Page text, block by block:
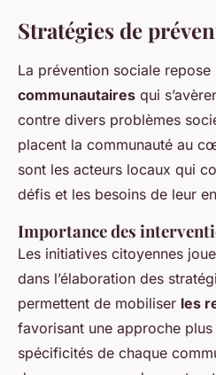
Prévention
addictions : des
prévenir et
20 décembre 2024
Stratégies de
La prévention sociale repose
communautaires qui
contre divers problèmes
placent la communauté au
sont les acteurs locaux qui
défis et les besoins de leur
Importance des
Les initiatives citoyennes
dans l’élaboration des
permettent de mobiliser les
favorisant une approche
spécificités de chaque